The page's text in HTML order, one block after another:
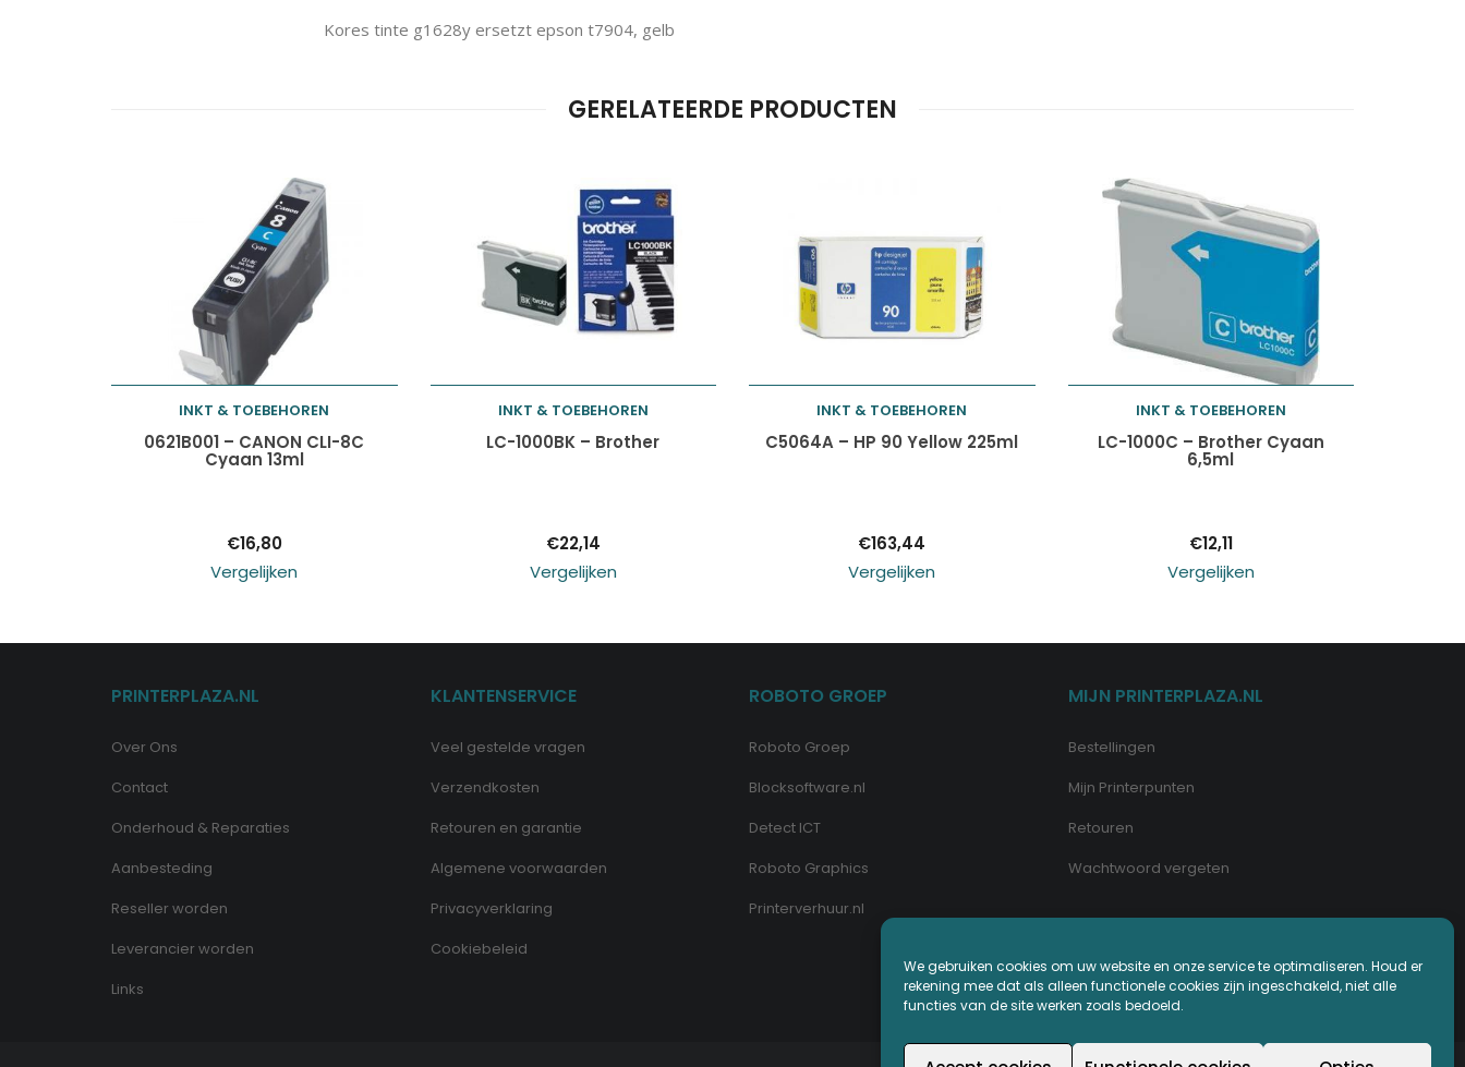
We gebruiken cookies om uw website en onze service te optimaliseren. Houd er
rekening mee dat als alleen functionele cookies zijn ingeschakeld, niet alle
functies van de site werken zoals bedoeld.
Kores tinte g1628y ersetzt epson t7904, gelb
GERELATEERDE PRODUCTEN
Toevoegen aan
INKT & TOEBEHOREN
0621B001 – CANON CLI-8C
Cyaan 13ml
€16,80
Vergelijken
Toevoegen aan
INKT & TOEBEHOREN
LC-1000BK – Brother
€22,14
Vergelijken
Toevoegen aan
INKT & TOEBEHOREN
C5064A – HP 90 Yellow 225ml
€163,44
Vergelijken
Toevoegen aan
INKT & TOEBEHOREN
LC-1000C – Brother Cyaan
6,5ml
€12,11
Vergelijken
PRINTERPLAZA.NL
Over Ons
Contact
Onderhoud & Reparaties
Aanbesteding
Reseller worden
Leverancier worden
Links
KLANTENSERVICE
Veel gestelde vragen
Verzendkosten
Retouren en garantie
Algemene voorwaarden
Privacyverklaring
Cookiebeleid
ROBOTO GROEP
Roboto Groep
Blocksoftware.nl
Detect ICT
Roboto Graphics
Printerverhuur.nl
MIJN PRINTERPLAZA.NL
Bestellingen
Mijn Printerpunten
Retouren
Wachtwoord vergeten